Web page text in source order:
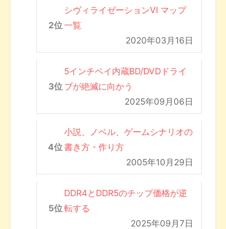
シヴィライゼーションVI マップ
一覧
2020年03月16日
5インチベイ内蔵BD/DVDドライ
ブが絶滅に向かう
2025年09月06日
小説、ノベル、ゲームシナリオの
書き方・作り方
2005年10月29日
DDR4とDDR5のチップ価格が逆
転する
2025年09月7日